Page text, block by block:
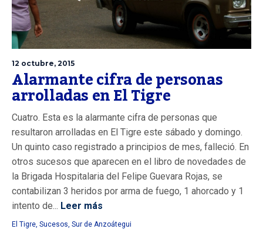
12 octubre, 2015
Alarmante cifra de personas
arrolladas en El Tigre
Cuatro. Esta es la alarmante cifra de personas que
resultaron arrolladas en El Tigre este sábado y domingo.
Un quinto caso registrado a principios de mes, falleció. En
otros sucesos que aparecen en el libro de novedades de
la Brigada Hospitalaria del Felipe Guevara Rojas, se
contabilizan 3 heridos por arma de fuego, 1 ahorcado y 1
intento de... Leer más
El Tigre, Sucesos, Sur de Anzoátegui